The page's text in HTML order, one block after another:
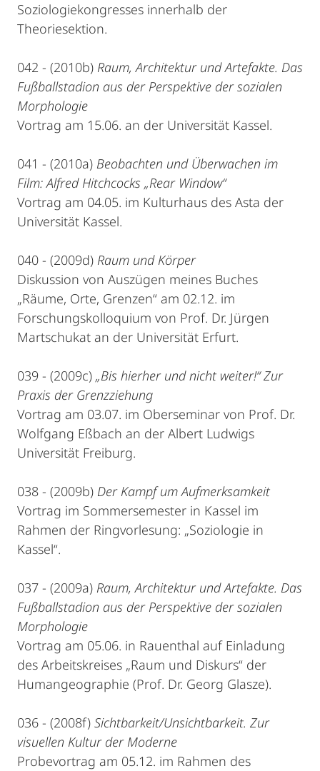
Soziologiekongresses innerhalb der
Theoriesektion.
042 - (2010b) Raum, Architektur und Artefakte. Das
Fußballstadion aus der Perspektive der sozialen
Morphologie
Vortrag am 15.06. an der Universität Kassel.
041 - (2010a) Beobachten und Überwachen im
Film: Alfred Hitchcocks „Rear Window“
Vortrag am 04.05. im Kulturhaus des Asta der
Universität Kassel.
040 - (2009d) Raum und Körper
Diskussion von Auszügen meines Buches
„Räume, Orte, Grenzen“ am 02.12. im
Forschungskolloquium von Prof. Dr. Jürgen
Martschukat an der Universität Erfurt.
039 - (2009c) „Bis hierher und nicht weiter!“ Zur
Praxis der Grenzziehung
Vortrag am 03.07. im Oberseminar von Prof. Dr.
Wolfgang Eßbach an der Albert Ludwigs
Universität Freiburg.
038 - (2009b) Der Kampf um Aufmerksamkeit
Vortrag im Sommersemester in Kassel im
Rahmen der Ringvorlesung: „Soziologie in
Kassel“.
037 - (2009a) Raum, Architektur und Artefakte. Das
Fußballstadion aus der Perspektive der sozialen
Morphologie
Vortrag am 05.06. in Rauenthal auf Einladung
des Arbeitskreises „Raum und Diskurs“ der
Humangeographie (Prof. Dr. Georg Glasze).
036 - (2008f) Sichtbarkeit/Unsichtbarkeit. Zur
visuellen Kultur der Moderne
Probevortrag am 05.12. im Rahmen des